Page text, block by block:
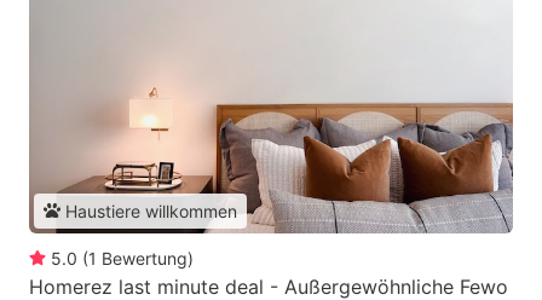
Haustiere willkommen
5.0 (1 Bewertung)
Homerez last minute deal - Außergewöhnliche Fewo